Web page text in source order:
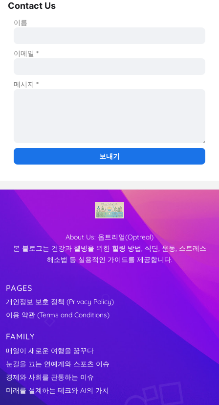
Contact Us
이름
이메일*
메시지*
About Us: 옵트리얼(Optreal)
본 블로그는 건강과 웰빙을 위한 힐링 방법, 식단, 운동, 스트레스
해소법 등 실용적인 가이드를 제공합니다.
PAGES
개인정보 보호 정책 (Privacy Policy)
이용 약관 (Terms and Conditions)
FAMILY
매일이 새로운 여행을 꿈꾸다
눈길을 끄는 연예계와 스포츠 이슈
경제와 사회를 관통하는 이슈
미래를 설계하는 테크와 AI의 가치